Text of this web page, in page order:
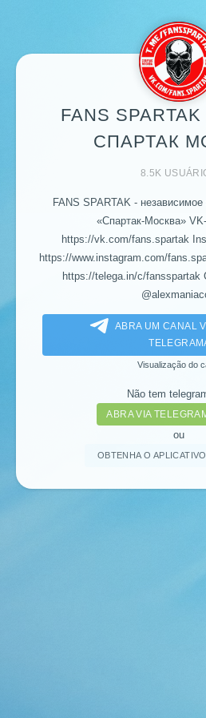
FANS
СПАРТАК
8.5K
FANS SPARTAK -
«Спартак-Москва»
https://vk.com/fans.spartak
https://www.instagram.com/
https://telega.in/c/fansspartak
ABRA UM CANAL
Visualização do
Não tem
ABRA VIA
ou
OBTENHA O